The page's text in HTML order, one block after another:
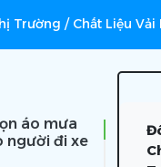
Trường / Chất Liệu
áo mưa
người đi xe